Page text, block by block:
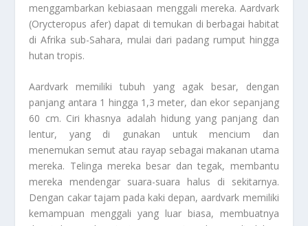
menggambarkan kebiasaan menggali mereka. Aardvark
(Orycteropus afer) dapat di temukan di berbagai habitat
di Afrika sub-Sahara, mulai dari padang rumput hingga
hutan tropis.
Aardvark memiliki tubuh yang agak besar, dengan
panjang antara 1 hingga 1,3 meter, dan ekor sepanjang
60 cm. Ciri khasnya adalah hidung yang panjang dan
lentur, yang di gunakan untuk mencium dan
menemukan semut atau rayap sebagai makanan utama
mereka. Telinga mereka besar dan tegak, membantu
mereka mendengar suara-suara halus di sekitarnya.
Dengan cakar tajam pada kaki depan, aardvark memiliki
kemampuan menggali yang luar biasa, membuatnya